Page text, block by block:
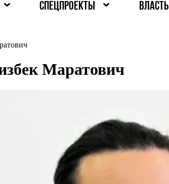
СПЕЦПРОЕКТЫ ВЛАСТЬ
Маратович